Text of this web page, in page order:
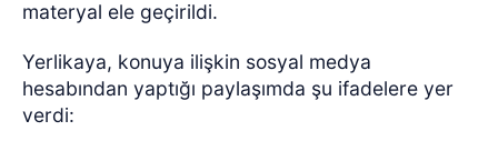
materyal ele geçirildi.
Yerlikaya, konuya ilişkin sosyal medya
hesabından yaptığı paylaşımda şu ifadelere yer
verdi: